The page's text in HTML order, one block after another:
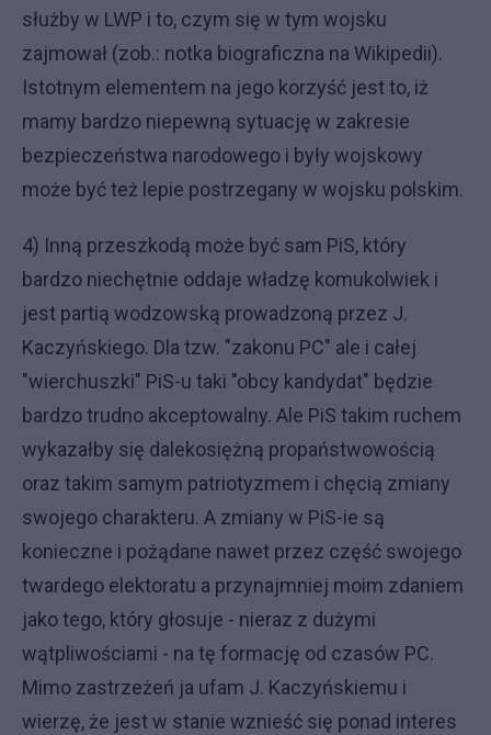
służby w LWP i to, czym się w tym wojsku
zajmował (zob.: notka biograficzna na Wikipedii).
Istotnym elementem na jego korzyść jest to, iż
mamy bardzo niepewną sytuację w zakresie
bezpieczeństwa narodowego i były wojskowy
może być też lepie postrzegany w wojsku polskim.
4) Inną przeszkodą może być sam PiS, który
bardzo niechętnie oddaje władzę komukolwiek i
jest partią wodzowską prowadzoną przez J.
Kaczyńskiego. Dla tzw. "zakonu PC" ale i całej
"wierchuszki" PiS-u taki "obcy kandydat" będzie
bardzo trudno akceptowalny. Ale PiS takim ruchem
wykazałby się dalekosiężną propaństwowością
oraz takim samym patriotyzmem i chęcią zmiany
swojego charakteru. A zmiany w PiS-ie są
konieczne i pożądane nawet przez część swojego
twardego elektoratu a przynajmniej moim zdaniem
jako tego, który głosuje - nieraz z dużymi
wątpliwościami - na tę formację od czasów PC.
Mimo zastrzeżeń ja ufam J. Kaczyńskiemu i
wierzę, że jest w stanie wznieść się ponad interes